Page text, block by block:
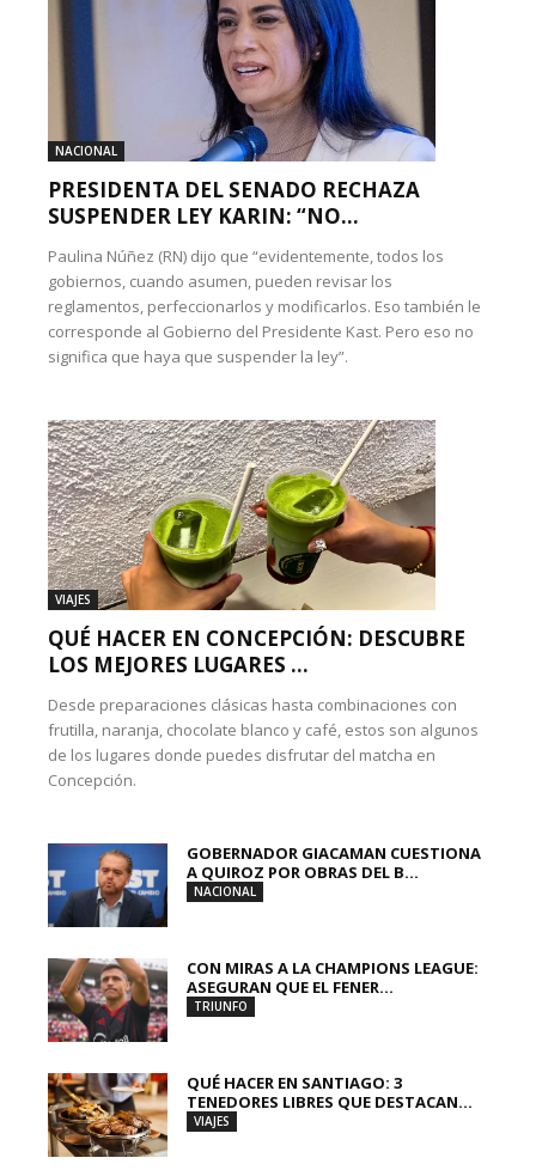
NACIONAL
PRESIDENTA DEL SENADO RECHAZA
SUSPENDER LEY KARIN: “NO...
Paulina Núñez (RN) dijo que “evidentemente, todos los
gobiernos, cuando asumen, pueden revisar los
reglamentos, perfeccionarlos y modificarlos. Eso también le
corresponde al Gobierno del Presidente Kast. Pero eso no
significa que haya que suspender la ley”.
VIAJES
QUÉ HACER EN CONCEPCIÓN: DESCUBRE
LOS MEJORES LUGARES ...
Desde preparaciones clásicas hasta combinaciones con
frutilla, naranja, chocolate blanco y café, estos son algunos
de los lugares donde puedes disfrutar del matcha en
Concepción.
GOBERNADOR GIACAMAN CUESTIONA
A QUIROZ POR OBRAS DEL B...
NACIONAL
CON MIRAS A LA CHAMPIONS LEAGUE:
ASEGURAN QUE EL FENER...
TRIUNFO
QUÉ HACER EN SANTIAGO: 3
TENEDORES LIBRES QUE DESTACAN...
VIAJES